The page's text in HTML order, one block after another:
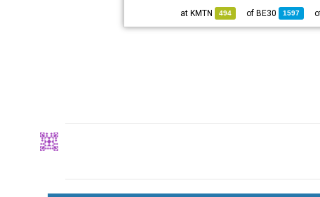
1597
BE30
494
KMTN